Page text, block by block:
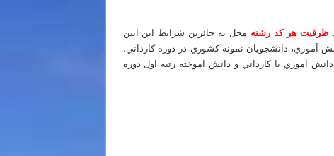
‌محل به حائزين شرايط اين آيين
آموزي، دانشجويان نمونه كشوري در دوره كارداني،
آموزي يا كارداني و دانش آموخته رتبه اول دوره